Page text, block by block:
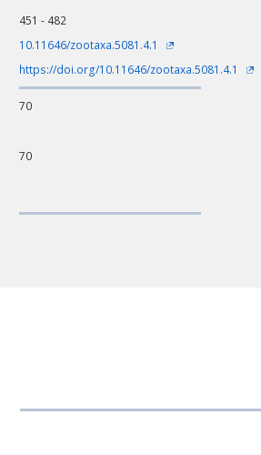
451 - 482
10.11646/zootaxa.5081.4.1
https://doi.org/10.11646/zootaxa.5081.4.1
70
70